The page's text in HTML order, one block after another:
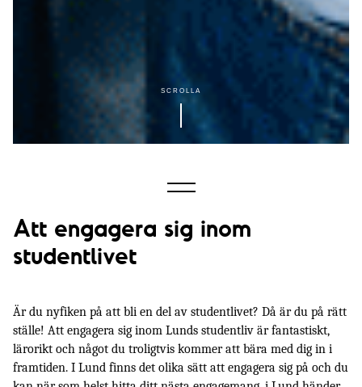
SCROLLA
Engagera dig!
Hur ska man välja var man blir aktiv?
Vanliga frågor
Att engagera sig inom
studentlivet
Är du nyfiken på att bli en del av studentlivet? Då är du på rätt
ställe! Att engagera sig inom Lunds studentliv är fantastiskt,
lärorikt och något du troligtvis kommer att bära med dig in i
framtiden. I Lund finns det olika sätt att engagera sig på och du